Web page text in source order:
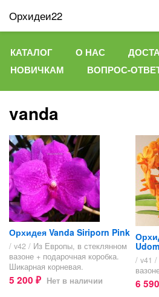
Орхидеи22
КАТАЛОГ О НАС
НОВИЧКАМ
ВОПРОС-
vanda
Орхидея Vanda Siriporn Pink
/ v42 / Из Европы, в стеклянном
вазоне + подарочная коробка.
Шикарная корневая.
5 200 ₽ Нет в наличии
/ v41 /
6 590